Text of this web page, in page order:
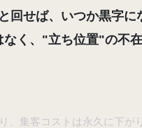
回せば、いつか黒字に
なく、"立ち位置"の不在
、集客コストは永久に下が